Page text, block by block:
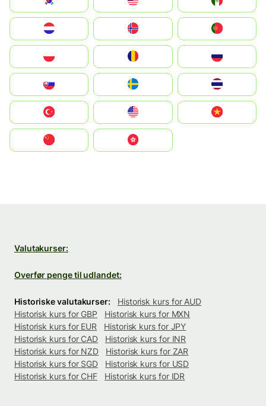
United States
中國香港特別行政區
Valutakurser:
Overfør penge til udlandet:
Historiske valutakurser:
Historisk kurs for AUD
Historisk kurs for GBP
Historisk kurs for MXN
Historisk kurs for EUR
Historisk kurs for JPY
Historisk kurs for CAD
Historisk kurs for INR
Historisk kurs for NZD
Historisk kurs for ZAR
Historisk kurs for SGD
Historisk kurs for USD
Historisk kurs for CHF
Historisk kurs for IDR